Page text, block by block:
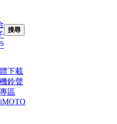
搜尋
下載
鈴聲
區
MOTO